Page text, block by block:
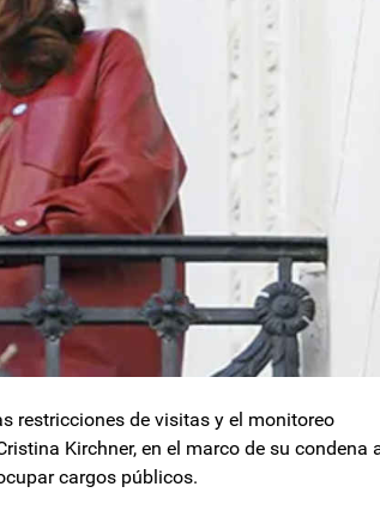
restricciones de visitas y el monitoreo
Kirchner, en el marco de su condena
cargos públicos.